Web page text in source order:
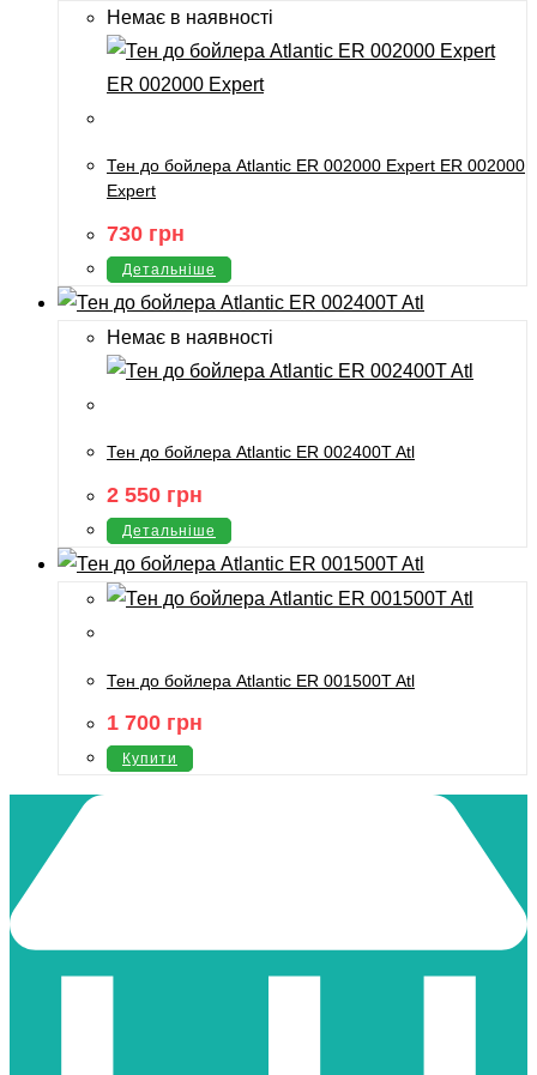
Немає в наявності
Тен до бойлера Atlantic ER 002000 Expert ER 002000
Expert
730 грн
Детальніше
Немає в наявності
Тен до бойлера Atlantic ER 002400T Atl
2 550 грн
Детальніше
Тен до бойлера Atlantic ER 001500T Atl
1 700 грн
Купити